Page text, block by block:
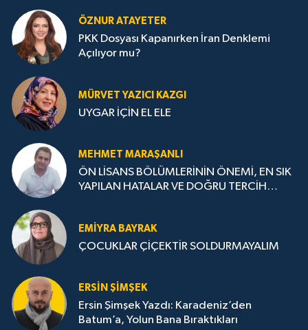
ÖZNUR ATAYETER
PKK Dosyası Kapanırken İran Denklemi
Açılıyor mu?
MÜRVET YAZICI KAZGI
UYGAR İÇİN EL ELE
MEHMET MARAŞANLI
ÖN LİSANS BÖLÜMLERİNİN ÖNEMİ, EN SIK
YAPILAN HATALAR VE DOĞRU TERCİH
EMIYRA BAYRAK
ÇOCUKLAR ÇİÇEKTİR SOLDURMAYALIM
ERSIN ŞIMŞEK
Ersin Şimşek Yazdı: Karadeniz’den
Batum’a, Yolun Bana Bıraktıkları